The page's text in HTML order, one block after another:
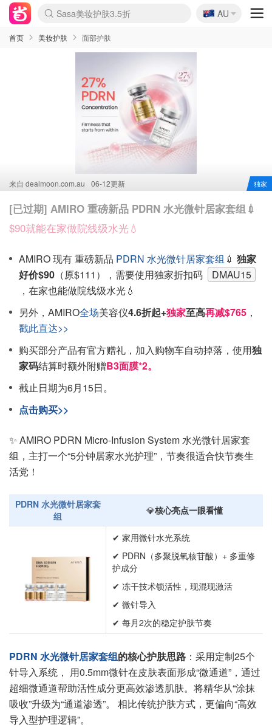
lululemon本周上新
Sasa美妆护肤3.5折
SSENSE年中3折
FreshBeauty好价汇总
Cettire降价+叠9折
Farfetch折上8折
WWS Coles超市实拍
viagogo二手票捡漏
Myer清仓1折起
The Outnet奢牌1折起
David Jones 3折起
Flannels大牌1折
Perfumes Club护肤1折
AMIRO返校季6.2折
Oweek抽奖送Airpods
Amazon折扣汇总
eToro入金$200送$50
Amazon数码好物
ICONIC本周7.5折
ThedoubleF高奢地板价
Moose Knuckles 6折
丝芙兰5折起
EUFY官网3.7折起
Selenichast首饰2折
Trip机票酒店促销
YSL送5件彩妆礼
Amazon家居好物
BIGBANG巡演开票
David Jones时尚3折
Amazon美妆护肤
雅漾大喷$8
过敏原检测盒$33
伊索独家赠50ml沐浴露
科颜氏送高保湿面霜
SEALIFE海洋馆门票6折
丝塔芙大白罐$16
订阅Newsletter送香薰
Cult Beauty 6.8折
Harrods圣诞日历2.3折
LN-CC奢牌私促3折
d'Alba空姐喷雾$16
EVE LOM套装逆天2折
Bernardelli独家4折
Adore Beauty 6折起
CT圣诞日历
Mytheresa奢品2.7折
🇦🇺
AU
首页 美妆护肤 面部护肤
来自 dealmoon.com.au 06-12更新 独家
[已过期] AMIRO 重磅新品 PDRN 水光微针居家套组💉
$90就能在家做院线级水光💧
AMIRO 现有 重磅新品 PDRN 水光微针居家套组 💉 独家
好价$90 （原$111），需要使用独家折扣码
DMAU15
，在家也能做院线级水光💧
另外，AMIRO全场美容仪4.6折起+独家至高再减$765 ，
戳此直达>>
购买部分产品有官方赠礼，加入购物车自动掉落，使用独
家码结算时额外附赠B3面膜*2。
截止日期为6月15日。
点击购买>>
✨ AMIRO PDRN Micro-Infusion System 水光微针居家套
组，主打一个“5分钟居家水光护理”，节奏很适合快节奏生
活党！
PDRN 水光微针居家套
组
💎核心亮点一眼看懂
✔ 家用微针水光系统
✔ PDRN（多聚脱氧核苷酸）+ 多重修
护成分
✔ 冻干技术锁活性，现混现激活
✔ 微针导入
✔ 每月2次的稳定护肤节奏
PDRN 水光微针居家套组的核心护肤思路 ：采用定制25个
针导入系统， 用0.5mm微针在皮肤表面形成“微通道”，通过
超细微通道帮助活性成分更高效渗透肌肤。将精华从“涂抹
吸收”升级为“通道渗透”。 相比传统护肤方式，更偏向“高效
导入型护理逻辑”。